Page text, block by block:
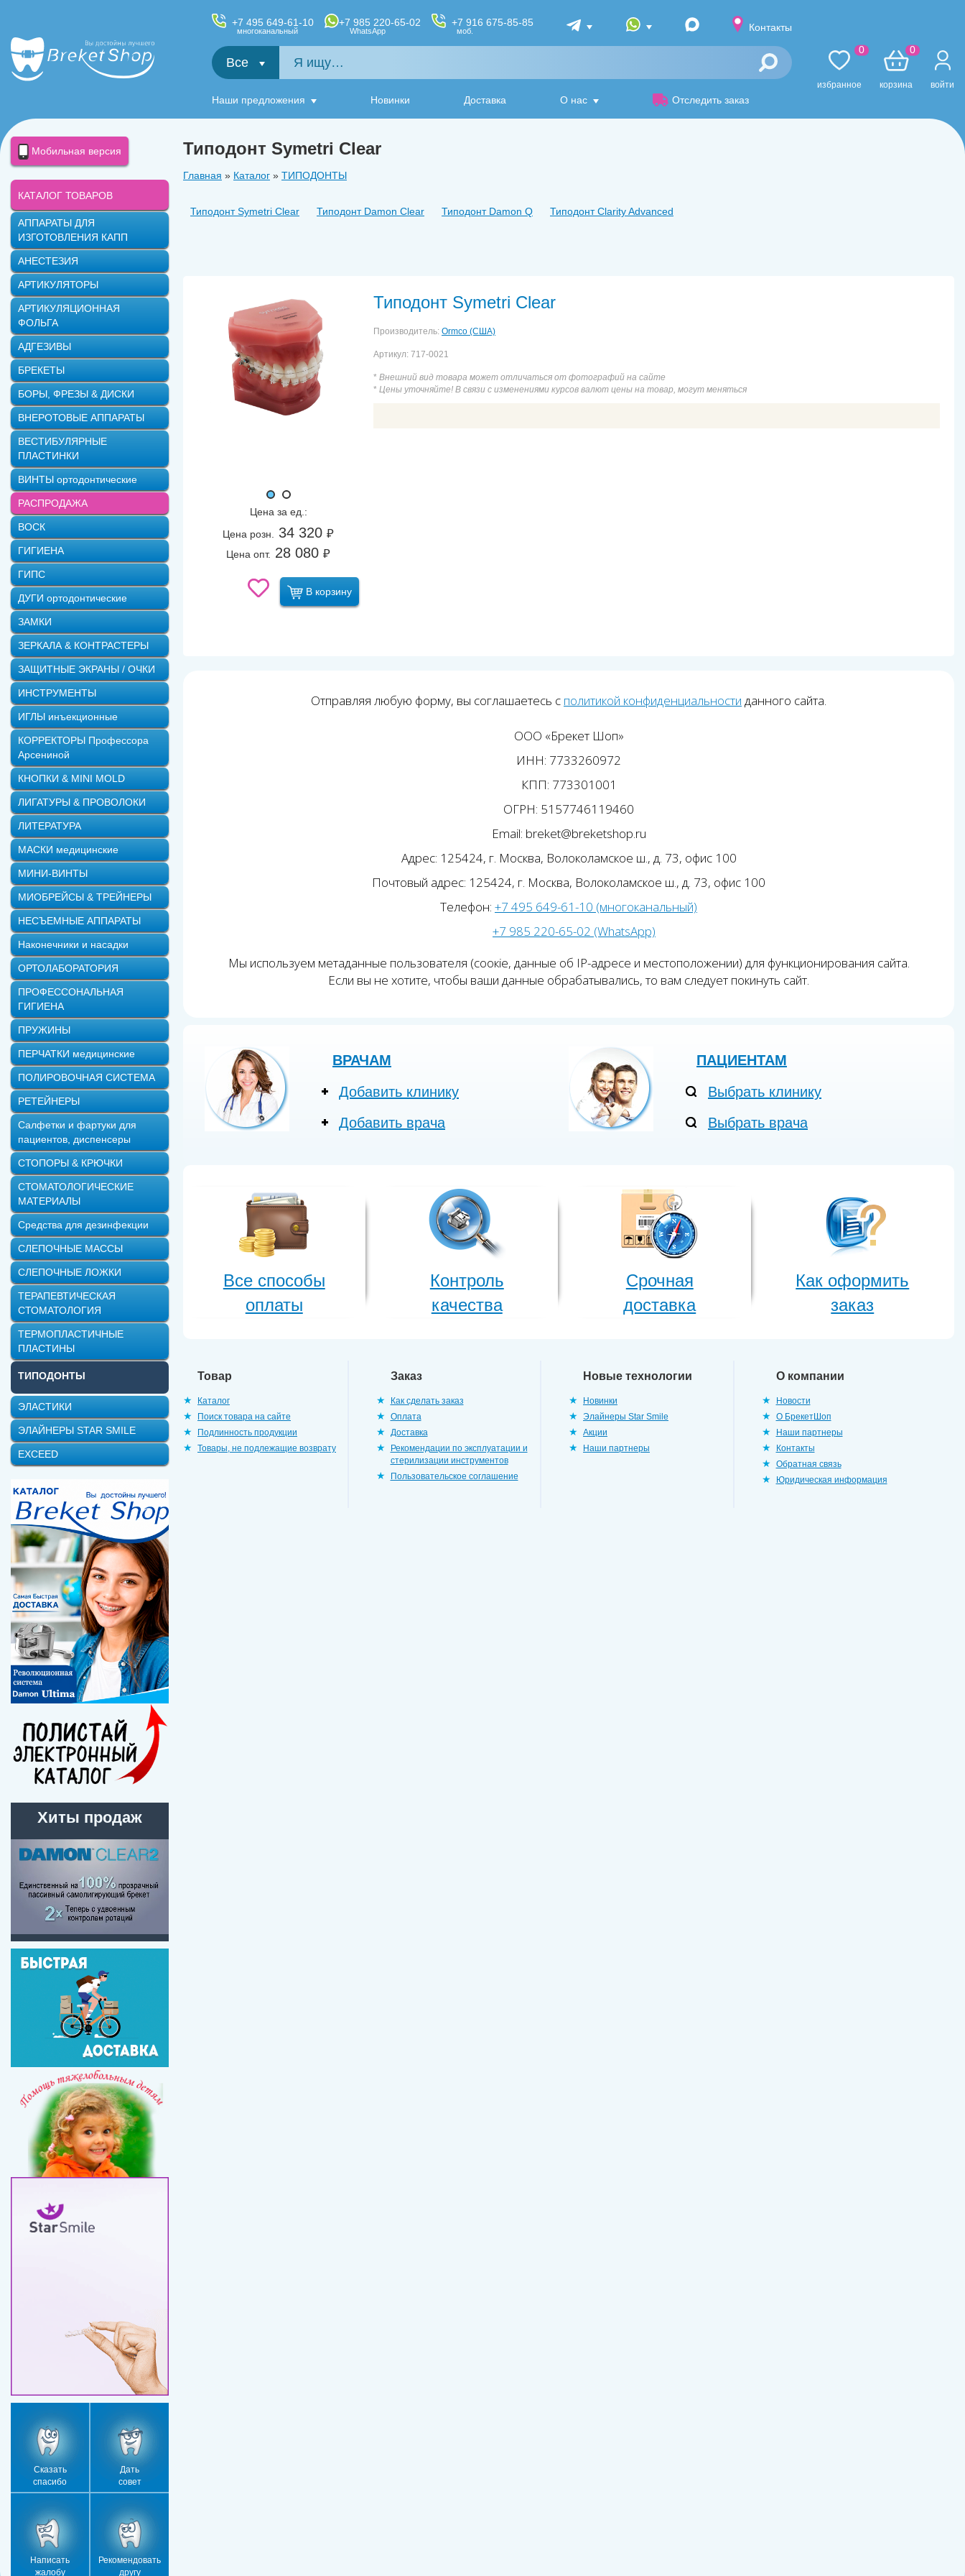
+7 495 649-61-10
многоканальный
+7 985 220-65-02
WhatsApp
+7 916 675-85-85
моб. Контакты
Все
Наши предложения Новинки Доставка О нас Отследить заказ
избранное
0
корзина
0
войти
Типодонт Symetri Clear
Главная » Каталог » ТИПОДОНТЫ
Типодонт Symetri Clear Типодонт Damon Clear Типодонт Damon Q Типодонт Сlarity Advanced
Цена за ед.:
Цена розн.
34 320 ₽
Цена опт. 28 080 ₽
В корзину
Типодонт Symetri Clear
Производитель: Ormco (США)
Артикул: 717-0021
* Внешний вид товара может отличаться от фотографий на сайте
* Цены уточняйте! В связи с изменениями курсов валют цены на товар, могут меняться
Отправляя любую форму, вы соглашаетесь с политикой конфиденциальности данного сайта.
ООО «Брекет Шоп»
ИНН: 7733260972
КПП: 773301001
ОГРН: 5157746119460
Email: breket@breketshop.ru
Адрес: 125424, г. Москва, Волоколамское ш., д. 73, офис 100
Почтовый адрес: 125424, г. Москва, Волоколамское ш., д. 73, офис 100
Телефон: +7 495 649-61-10 (многоканальный)
+7 985 220-65-02 (WhatsApp)
Мы используем метаданные пользователя (соокіе, данные об IP-адресе и местоположении) для функционирования сайта.
Если вы не хотите, чтобы ваши данные обрабатывались, то вам следует покинуть сайт.
ВРАЧАМ
Добавить клинику
Добавить врача
ПАЦИЕНТАМ
Выбрать клинику
Выбрать врача
Все способы
оплаты
Контроль
качества
Срочная
доставка
Как оформить
заказ
Товар
Каталог
Поиск товара на сайте
Подлинность продукции
Товары, не подлежащие возврату
Заказ
Как сделать заказ
Оплата
Доставка
Рекомендации по эксплуатации и
стерилизации инструментов
Пользовательское соглашение
Новые технологии
Новинки
Элайнеры Star Smile
Акции
Наши партнеры
О компании
Новости
О БрекетШоп
Наши партнеры
Контакты
Обратная связь
Юридическая информация
Мобильная версия
КАТАЛОГ ТОВАРОВ
АППАРАТЫ ДЛЯ
ИЗГОТОВЛЕНИЯ КАПП
АНЕСТЕЗИЯ
АРТИКУЛЯТОРЫ
АРТИКУЛЯЦИОННАЯ
ФОЛЬГА
АДГЕЗИВЫ
БРЕКЕТЫ
БОРЫ, ФРЕЗЫ & ДИСКИ
ВНЕРОТОВЫЕ АППАРАТЫ
ВЕСТИБУЛЯРНЫЕ
ПЛАСТИНКИ
ВИНТЫ ортодонтические
РАСПРОДАЖА
ВОСК
ГИГИЕНА
ГИПС
ДУГИ ортодонтические
ЗАМКИ
ЗЕРКАЛА & КОНТРАСТЕРЫ
ЗАЩИТНЫЕ ЭКРАНЫ / ОЧКИ
ИНСТРУМЕНТЫ
ИГЛЫ инъекционные
КОРРЕКТОРЫ Профессора
Арсениной
КНОПКИ & MINI MOLD
ЛИГАТУРЫ & ПРОВОЛОКИ
ЛИТЕРАТУРА
МАСКИ медицинские
МИНИ-ВИНТЫ
МИОБРЕЙСЫ & ТРЕЙНЕРЫ
НЕСЪЕМНЫЕ АППАРАТЫ
Наконечники и насадки
ОРТОЛАБОРАТОРИЯ
ПРОФЕССОНАЛЬНАЯ
ГИГИЕНА
ПРУЖИНЫ
ПЕРЧАТКИ медицинские
ПОЛИРОВОЧНАЯ СИСТЕМА
РЕТЕЙНЕРЫ
Салфетки и фартуки для
пациентов, диспенсеры
СТОПОРЫ & КРЮЧКИ
СТОМАТОЛОГИЧЕСКИЕ
МАТЕРИАЛЫ
Средства для дезинфекции
СЛЕПОЧНЫЕ МАССЫ
СЛЕПОЧНЫЕ ЛОЖКИ
ТЕРАПЕВТИЧЕСКАЯ
СТОМАТОЛОГИЯ
ТЕРМОПЛАСТИЧНЫЕ
ПЛАСТИНЫ
ТИПОДОНТЫ
ЭЛАСТИКИ
ЭЛАЙНЕРЫ STAR SMILE
EXCEED
Хиты продаж
Сказать
спасибо
Дать
совет
Написать
жалобу
Рекомендовать
другу